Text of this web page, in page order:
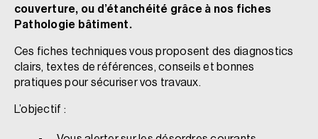
couverture, ou d’étanchéité grâce à nos fiches
Pathologie bâtiment.
Ces fiches techniques vous proposent des diagnostics
clairs, textes de références, conseils et bonnes
pratiques pour sécuriser vos travaux.
L’objectif :